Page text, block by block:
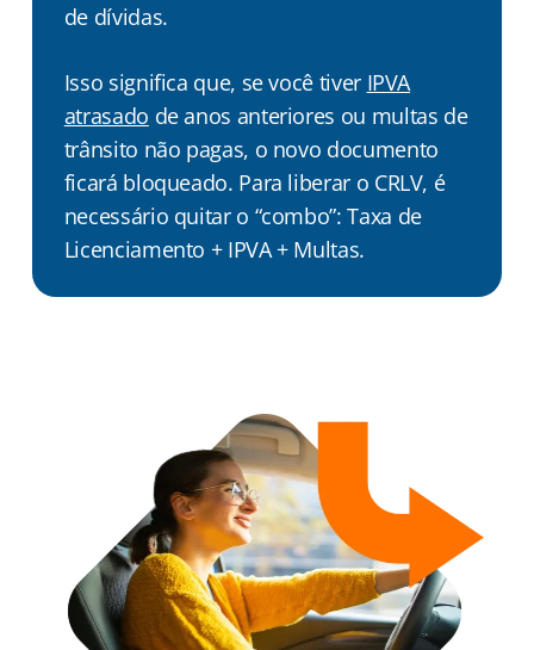
de dívidas.
Isso significa que, se você tiver IPVA
atrasado de anos anteriores ou multas de
trânsito não pagas, o novo documento
ficará bloqueado. Para liberar o CRLV, é
necessário quitar o “combo”: Taxa de
Licenciamento + IPVA + Multas.